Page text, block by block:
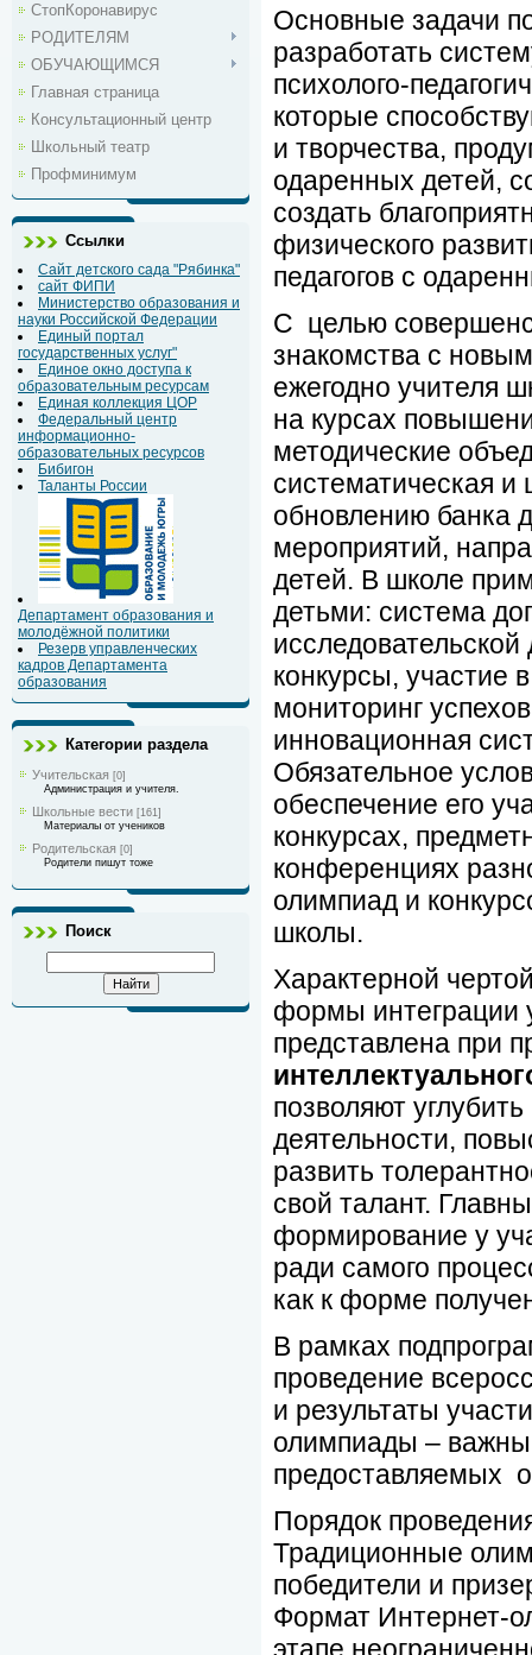
СтопКоронавирус
РОДИТЕЛЯМ
ОБУЧАЮЩИМСЯ
Главная страница
Консультационный центр
Школьный театр
Профминимум
Ссылки
Сайт детского сада "Рябинка"
сайт ФИПИ
Министерство образования и
науки Российской Федерации
Единый портал
государственных услуг"
Единое окно доступа к
образовательным ресурсам
Единая коллекция ЦОР
Федеральный центр
информационно-
образовательных ресурсов
Бибигон
Таланты России
Департамент образования и
молодёжной политики
Резерв управленческих
кадров Департамента
образования
Категории раздела
Учительская [0]
Администрация и учителя.
Школьные вести [161]
Материалы от учеников
Родительская [0]
Родители пишут тоже
Поиск
Основные задачи
разработать
психолого-
которые
и творчества,
одаренных детей,
создать
физического
педагогов с
С целью
знакомства с
ежегодно учителя
на курсах
методические
систематическая
обновлению банка
мероприятий,
детей. В школе
детьми: система
конкурсы, участие
мониторинг
инновационная
Обязательное
обеспечение его
конкурсах,
конференциях
олимпиад и
школы.
Характерной
формы интеграции
представлена при
позволяют
деятельности,
развить
свой талант.
формирование у
ради самого
как к форме
В рамках
проведение
и результаты
олимпиады –
предоставляемых
Порядок
Традиционные
победители и
Формат Интернет-